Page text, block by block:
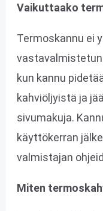
Vaikuttaako
Termoskannu ei
kun kannu
kahviöljyistä ja
sivumakuja.
käyttökerran
valmistajan
Miten